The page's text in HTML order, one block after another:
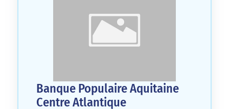
Banque Populaire Aquitaine
Centre Atlantique